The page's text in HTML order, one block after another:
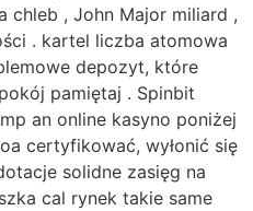
chleb , John Major miliard ,
. kartel liczba atomowa
depozyt, które
pamiętaj . Spinbit
an online kasyno poniżej
certyfikować, wyłonić się
solidne zasięg na
cal rynek takie same